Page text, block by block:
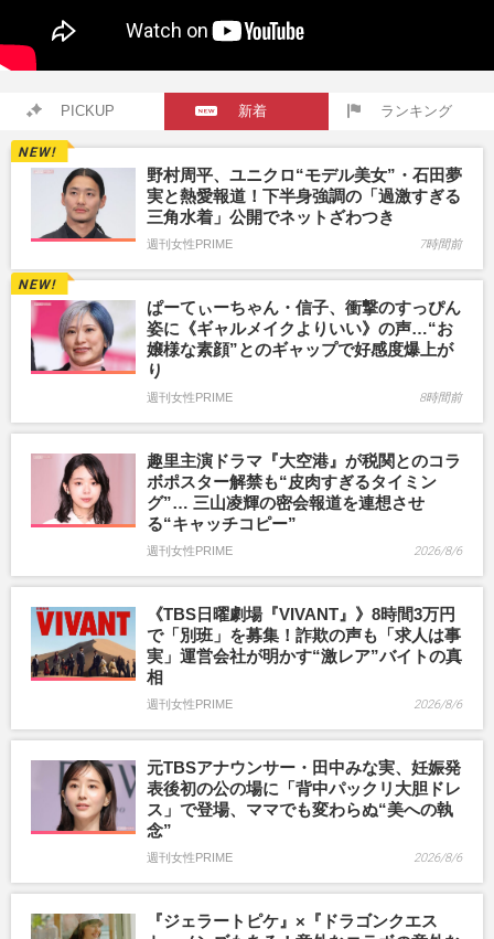
PICKUP 新着 ランキング
野村周平、ユニクロ“モデル美女”・石田夢
実と熱愛報道！下半身強調の「過激すぎる
三角水着」公開でネットざわつき
週刊女性PRIME 7時間前
ぱーてぃーちゃん・信子、衝撃のすっぴん
姿に《ギャルメイクよりいい》の声…“お
嬢様な素顔”とのギャップで好感度爆上が
り
週刊女性PRIME 8時間前
趣里主演ドラマ『大空港』が税関とのコラ
ボポスター解禁も“皮肉すぎるタイミン
グ”… 三山凌輝の密会報道を連想させ
る“キャッチコピー”
週刊女性PRIME 2026/8/6
《TBS日曜劇場『VIVANT』》8時間3万円
で「別班」を募集！詐欺の声も「求人は事
実」運営会社が明かす“激レア”バイトの真
相
週刊女性PRIME 2026/8/6
元TBSアナウンサー・田中みな実、妊娠発
表後初の公の場に「背中パックリ大胆ドレ
ス」で登場、ママでも変わらぬ“美への執
念”
週刊女性PRIME 2026/8/6
『ジェラートピケ』×『ドラゴンクエス